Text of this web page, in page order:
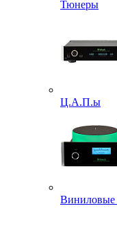
Тюнеры
Ц.А.П.ы
Виниловые